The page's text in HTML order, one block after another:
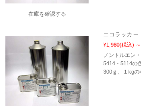
在庫を確認する
エコラッカ
¥1,980(税込) ～
ノントルエン
5414・5114の
300ｇ、１kgの